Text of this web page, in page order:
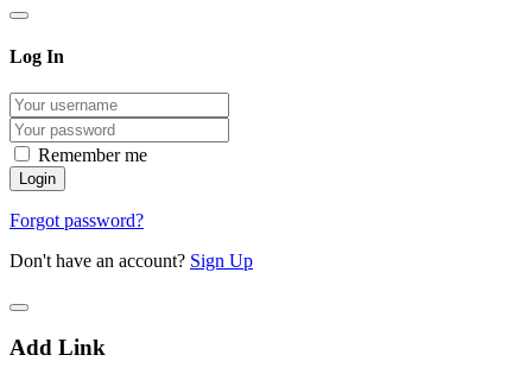
Log In
Remember me
Forgot password?
Don't have an account? Sign Up
Add Link